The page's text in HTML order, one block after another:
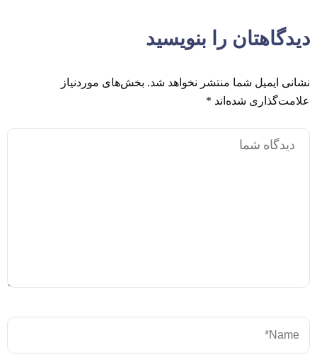
دیدگاهتان را بنویسید
نشانی ایمیل شما منتشر نخواهد شد. بخش‌های موردنیاز
علامت‌گذاری شده‌اند *